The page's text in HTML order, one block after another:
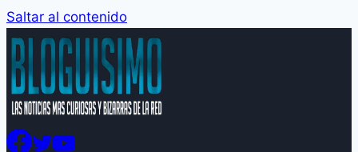
Saltar al contenido